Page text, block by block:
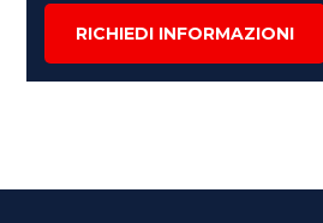
RICHIEDI INFORMAZIONI